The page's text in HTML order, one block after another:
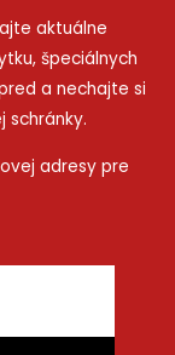
aktuálne
špeciálnych
a nechajte si
schránky.
adresy pre